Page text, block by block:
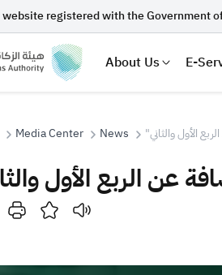
registered with the Government
About Us E-
Media Center News الأول والثاني
عن الربع الأول